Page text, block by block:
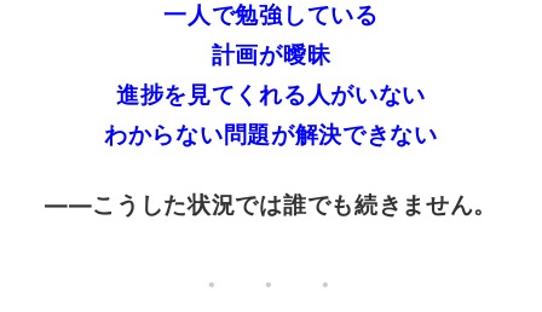
一人で勉強している
計画が曖昧
進捗を見てくれる人がいない
わからない問題が解決できない
——こうした状況では誰でも続きません。
・ ・ ・